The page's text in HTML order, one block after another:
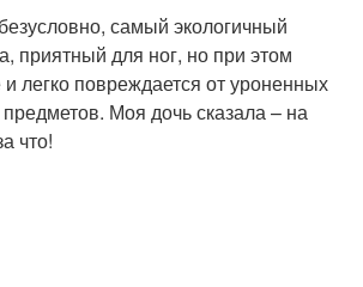
самый экологичный
приятный для ног, но при этом
и легко повреждается от уроненных
Моя дочь сказала – на
что!